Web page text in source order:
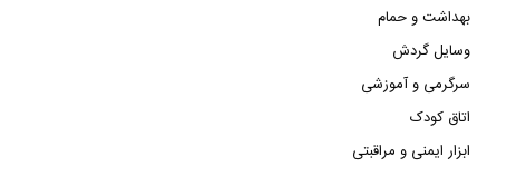
بهداشت و حمام
وسایل گردش
سرگرمی و آموزشی
اتاق کودک
ابزار ایمنی و مراقبتی